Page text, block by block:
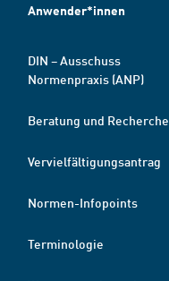
Anwender*innen
DIN – Ausschuss
Normenpraxis (ANP)
Beratung und Recherche
Vervielfältigungsantrag
Normen-Infopoints
Terminologie